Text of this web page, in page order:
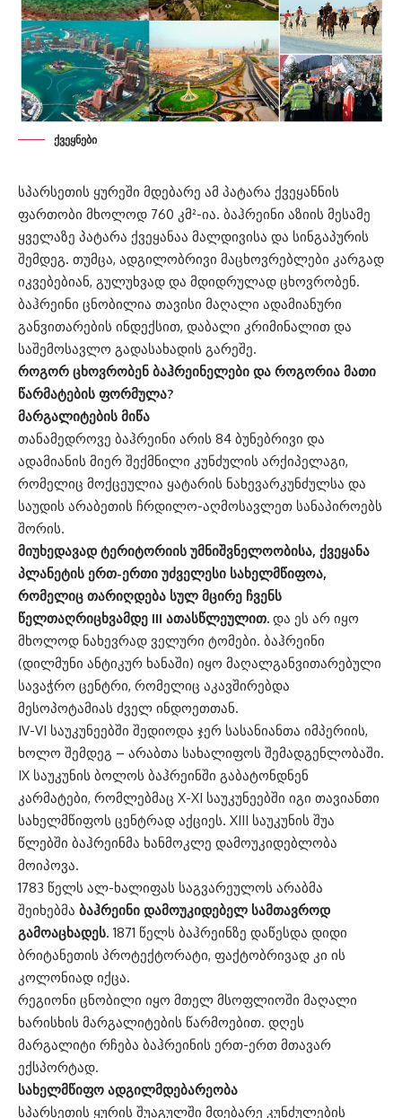
ქვეყნები
სპარსეთის ყურეში მდებარე ამ პატარა ქვეყანნის
ფართობი მხოლოდ 760 კმ²-ია. ბაჰრეინი აზიის მესამე
ყველაზე პატარა ქვეყანაა მალდივისა და სინგაპურის
შემდეგ. თუმცა, ადგილობრივი მაცხოვრებლები კარგად
იკვებებიან, გულუხვად და მდიდრულად ცხოვრობენ.
ბაჰრეინი ცნობილია თავისი მაღალი ადამიანური
განვითარების ინდექსით, დაბალი კრიმინალით და
საშემოსავლო გადასახადის გარეშე.
როგორ ცხოვრობენ ბაჰრეინელები და როგორია მათი
წარმატების ფორმულა?
მარგალიტების მიწა
თანამედროვე ბაჰრეინი არის 84 ბუნებრივი და
ადამიანის მიერ შექმნილი კუნძულის არქიპელაგი,
რომელიც მოქცეულია ყატარის ნახევარკუნძულსა და
საუდის არაბეთის ჩრდილო-აღმოსავლეთ სანაპიროებს
შორის.
მიუხედავად ტერიტორიის უმნიშვნელოობისა, ქვეყანა
პლანეტის ერთ-ერთი უძველესი სახელმწიფოა,
რომელიც თარიღდება სულ მცირე ჩვენს
წელთაღრიცხვამდე III ათასწლეულით. და ეს არ იყო
მხოლოდ ნახევრად ველური ტომები. ბაჰრეინი
(დილმუნი ანტიკურ ხანაში) იყო მაღალგანვითარებული
სავაჭრო ცენტრი, რომელიც აკავშირებდა
მესოპოტამიას ძველ ინდოეთთან.
IV-VI საუკუნეებში შედიოდა ჯერ სასანიანთა იმპერიის,
ხოლო შემდეგ – არაბთა სახალიფოს შემადგენლობაში.
IX საუკუნის ბოლოს ბაჰრეინში გაბატონდნენ
კარმატები, რომლებმაც X-XI საუკუნეებში იგი თავიანთი
სახელმწიფოს ცენტრად აქციეს. XIII საუკუნის შუა
წლებში ბაჰრეინმა ხანმოკლე დამოუკიდებლობა
მოიპოვა.
1783 წელს ალ-ხალიფას საგვარეულოს არაბმა
შეიხებმა ბაჰრეინი დამოუკიდებელ სამთავროდ
გამოაცხადეს. 1871 წელს ბაჰრეინზე დაწესდა დიდი
ბრიტანეთის პროტექტორატი, ფაქტობრივად კი ის
კოლონიად იქცა.
რეგიონი ცნობილი იყო მთელ მსოფლიოში მაღალი
ხარისხის მარგალიტების წარმოებით. დღეს
მარგალიტი რჩება ბაჰრეინის ერთ-ერთ მთავარ
ექსპორტად.
სახელმწიფო ადგილმდებარეობა
სპარსეთის ყურის შუაგულში მდებარე კუნძულების